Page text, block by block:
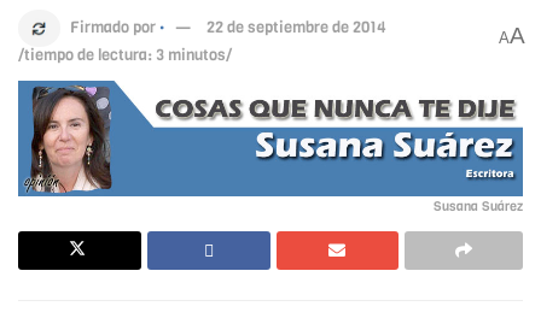
Firmado por ·
22 de septiembre de 2014
/tiempo de lectura: 3 minutos/
AA
Susana Suárez